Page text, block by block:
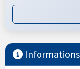
Informations